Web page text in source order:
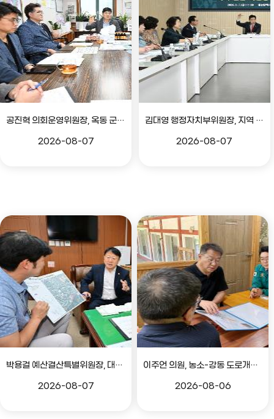
공진혁 의회운영위원장, 옥동 군부대 이전지 양동마을 주민지원사업 점검
2026-08-07
김대영 행정자치부위원장, 지역 현안 의견 청취 간담회
2026-08-07
박용걸 예산결산특별위원장, 대공원로 확장공사 현안점검 간담회
2026-08-07
이주언 의원, 농소-강동 도로개설 민원 현장 점검
2026-08-06